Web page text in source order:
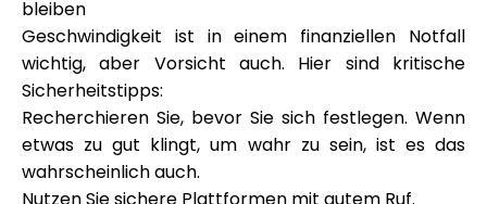
bleiben
Geschwindigkeit ist in einem finanziellen Notfall
wichtig, aber Vorsicht auch. Hier sind kritische
Sicherheitstipps:
Recherchieren Sie, bevor Sie sich festlegen. Wenn
etwas zu gut klingt, um wahr zu sein, ist es das
wahrscheinlich auch.